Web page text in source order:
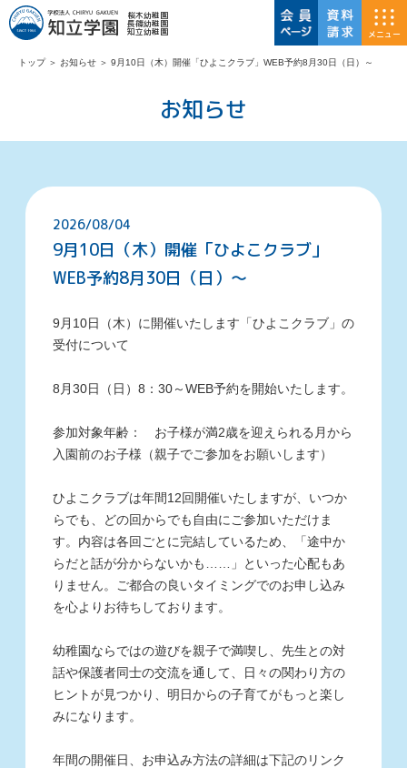
桜木幼稚園
長篠幼稚園
知立幼稚園 メニュー
トップ ＞ お知らせ ＞ 9月10日（木）開催「ひよこクラブ」WEB予約8月30日（日）～
お知らせ
2026/08/04
9月10日（木）開催「ひよこクラブ」
WEB予約8月30日（日）～
9月10日（木）に開催いたします「ひよこクラブ」の
受付について
8月30日（日）8：30～WEB予約を開始いたします。
参加対象年齢： お子様が満2歳を迎えられる月から
入園前のお子様（親子でご参加をお願いします）
ひよこクラブは年間12回開催いたしますが、いつか
らでも、どの回からでも自由にご参加いただけま
す。内容は各回ごとに完結しているため、「途中か
らだと話が分からないかも……」といった心配もあ
りません。ご都合の良いタイミングでのお申し込み
を心よりお待ちしております。
幼稚園ならではの遊びを親子で満喫し、先生との対
話や保護者同士の交流を通して、日々の関わり方の
ヒントが見つかり、明日からの子育てがもっと楽し
みになります。
年間の開催日、お申込み方法の詳細は下記のリンク